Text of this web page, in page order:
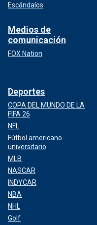
Escándalos
Medios de
comunicación
FOX Nation
Deportes
COPA DEL MUNDO DE LA
FIFA 26
NFL
Fútbol americano
universitario
MLB
NASCAR
INDYCAR
NBA
NHL
Golf